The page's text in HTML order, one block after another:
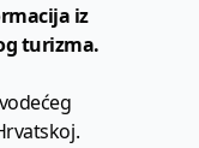
iz
turizma.